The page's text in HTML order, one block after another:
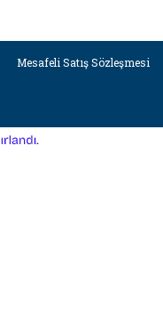
Mesafeli Satış Sözleşmesi